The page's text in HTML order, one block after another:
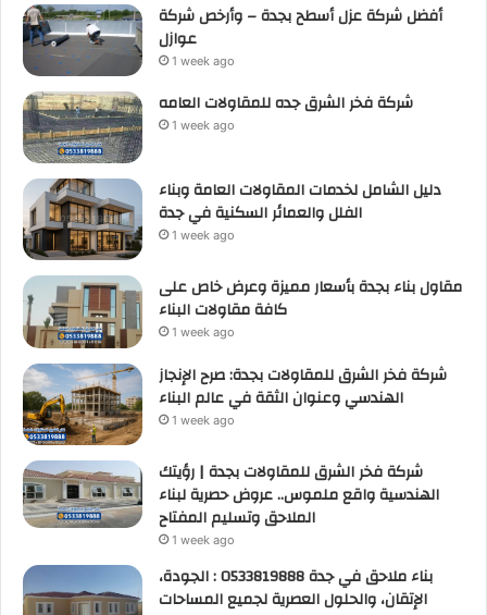
أفضل شركة عزل أسطح بجدة – وأرخص شركة
عوازل
1 week ago
شركة فخر الشرق جده للمقاولات العامه
1 week ago
دليل الشامل لخدمات المقاولات العامة وبناء
الفلل والعمائر السكنية في جدة
1 week ago
مقاول بناء بجدة بأسعار مميزة وعرض خاص على
كافة مقاولات البناء
1 week ago
شركة فخر الشرق للمقاولات بجدة: صرح الإنجاز
الهندسي وعنوان الثقة في عالم البناء
1 week ago
شركة فخر الشرق للمقاولات بجدة | رؤيتك
الهندسية واقع ملموس.. عروض حصرية لبناء
الملاحق وتسليم المفتاح
1 week ago
بناء ملاحق في جدة 0533819888 : الجودة،
الإتقان، والحلول العصرية لجميع المساحات